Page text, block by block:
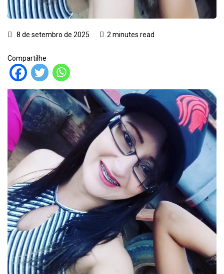
8 de setembro de 2025 2 minutes read
Compartilhe